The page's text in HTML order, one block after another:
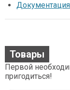
Товары
Первой
пригодиться!